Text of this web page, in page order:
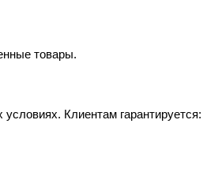
товары.
Клиентам гарантируется: